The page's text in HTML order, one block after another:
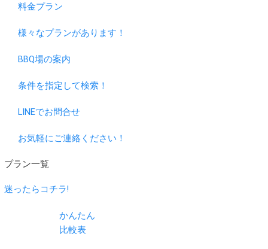
料金プラン
様々なプランがあります！
BBQ場の案内
条件を指定して検索！
LINEでお問合せ
お気軽にご連絡ください！
プラン一覧
迷ったらコチラ!
かんたん
比較表